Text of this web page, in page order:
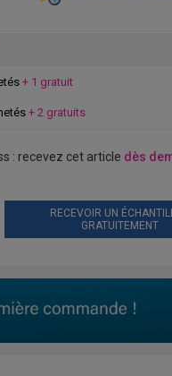
+ 1 gratuit
+ 2 gratuits
: recevez cet article dès
RECEVOIR UN
GRATUITEMENT